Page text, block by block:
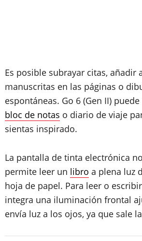
Es posible subrayar citas, añadir
manuscritas en las páginas o
espontáneas. Go 6 (Gen II)
bloc de notas o diario de viaje
sientas inspirado.
La pantalla de tinta electrónica
permite leer un libro a plena luz
hoja de papel. Para leer o
integra una iluminación frontal
envía luz a los ojos, ya que sale